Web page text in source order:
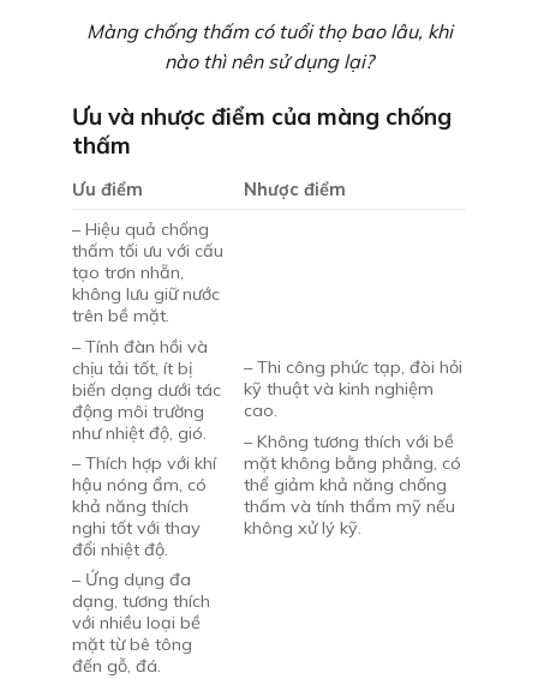
Màng chống thấm có tuổi thọ bao lâu, khi
nào thì nên sử dụng lại?
Ưu và nhược điểm của màng chống
thấm
Ưu điểm
Nhược điểm
– Hiệu quả chống
thấm tối ưu với cấu
tạo trơn nhẵn,
không lưu giữ nước
trên bề mặt.
– Tính đàn hồi và
chịu tải tốt, ít bị
biến dạng dưới tác
động môi trường
như nhiệt độ, gió.
– Thích hợp với khí
hậu nóng ẩm, có
khả năng thích
nghi tốt với thay
đổi nhiệt độ.
– Ứng dụng đa
dạng, tương thích
với nhiều loại bề
mặt từ bê tông
đến gỗ, đá.
– Thi công phức tạp, đòi hỏi
kỹ thuật và kinh nghiệm
cao.
– Không tương thích với bề
mặt không bằng phẳng, có
thể giảm khả năng chống
thấm và tính thẩm mỹ nếu
không xử lý kỹ.